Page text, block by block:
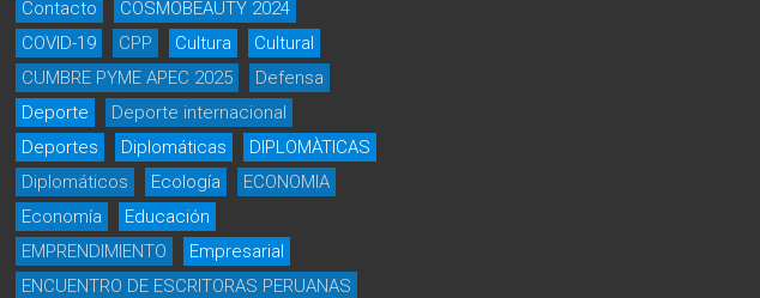
Contacto
COSMOBEAUTY 2024
COVID-19
CPP Cultura
Cultural
CUMBRE PYME APEC 2025
Defensa
Deporte
Deporte internacional
Deportes
Diplomáticas
DIPLOMÀTICAS
Diplomáticos
Ecología
ECONOMIA
Economía
Educación
EMPRENDIMIENTO
Empresarial
ENCUENTRO DE ESCRITORAS PERUANAS